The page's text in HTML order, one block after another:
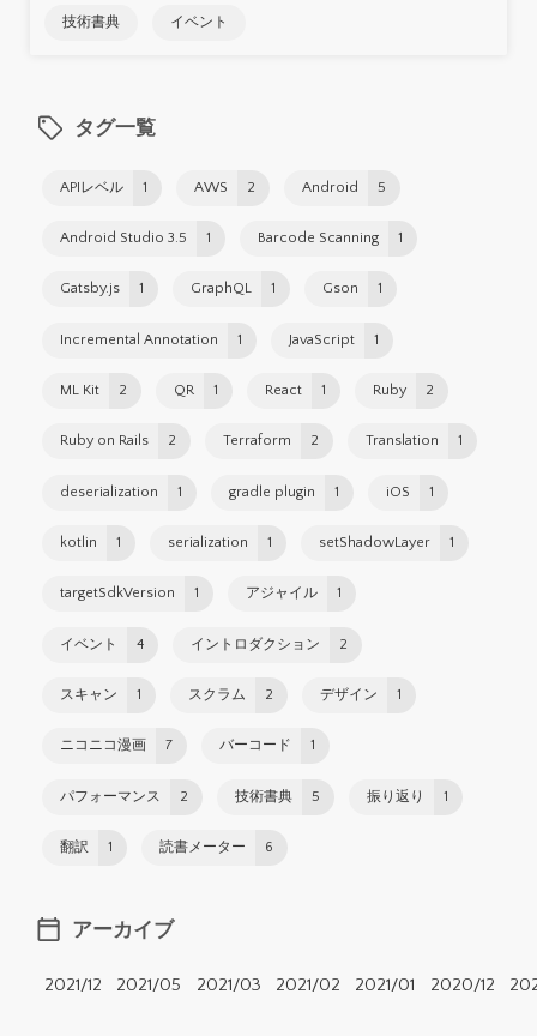
技術書典 イベント
タグ一覧
APIレベル 1 AWS 2 Android 5
Android Studio 3.5 1 Barcode Scanning 1
Gatsby.js 1 GraphQL 1 Gson 1
Incremental Annotation 1 JavaScript 1
ML Kit 2 QR 1 React 1 Ruby 2
Ruby on Rails 2 Terraform 2 Translation 1
deserialization 1 gradle plugin 1 iOS 1
kotlin 1 serialization 1 setShadowLayer 1
targetSdkVersion 1 アジャイル 1
イベント 4 イントロダクション 2
スキャン 1 スクラム 2 デザイン 1
ニコニコ漫画 7 バーコード 1
パフォーマンス 2 技術書典 5 振り返り 1
翻訳 1 読書メーター 6
アーカイブ
2021/12 2021/05 2021/03 2021/02 2021/01 2020/12